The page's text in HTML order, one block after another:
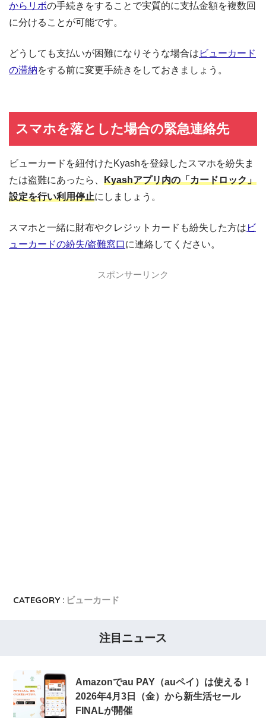
からリボの手続きをすることで実質的に支払金額を複数回
に分けることが可能です。
どうしても支払いが困難になりそうな場合は ビューカード
の滞納をする前に変更手続きをしておきましょう。
スマホを落とした場合の緊急連絡先
ビューカードを紐付けたKyashを登録したスマホを紛失ま
たは盗難にあったら、 Kyashアプリ内の「カードロック」
設定を行い利用停止にしましょう。
スマホと一緒に財布やクレジットカードも紛失した方は ビ
ューカードの紛失/盗難窓口に連絡してください。
スポンサーリンク
CATEGORY : ビューカード
注目ニュース
Amazonでau PAY（auペイ）は使える！
2026年4月3日（金）から新生活セール
FINALが開催